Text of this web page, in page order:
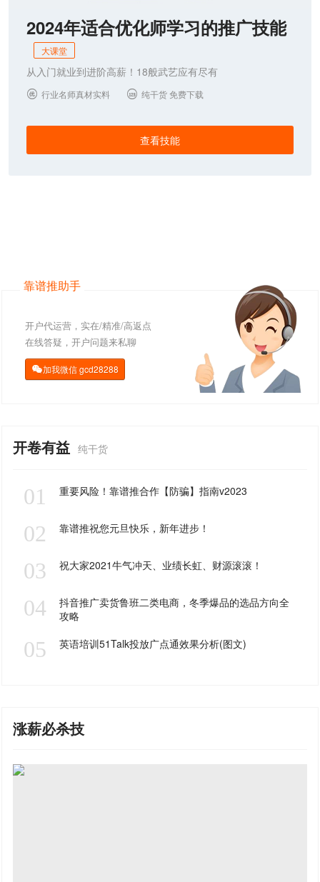
2024年适合优化师学习的推广技能
大课堂
从入门就业到进阶高薪！18般武艺应有尽有
 行业名师真材实料  纯干货 免费下载
查看技能
靠谱推助手
开户代运营，实在/精准/高返点
在线答疑，开户问题来私聊
加我微信gcd28288
开卷有益 纯干货
01 重要风险！靠谱推合作【防骗】指南v2023
02 靠谱推祝您元旦快乐，新年进步！
03 祝大家2021牛气冲天、业绩长虹、财源滚滚！
04
抖音推广卖货鲁班二类电商，冬季爆品的选品方向全
攻略
05 英语培训51Talk投放广点通效果分析(图文)
涨薪必杀技